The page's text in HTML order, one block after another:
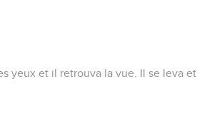
yeux et il retrouva la vue. Il se leva et